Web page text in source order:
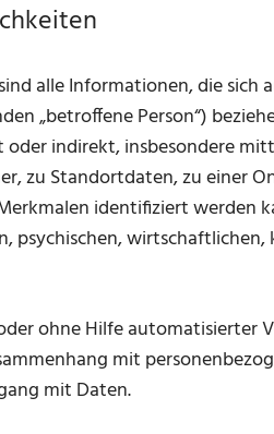
alle Informationen, die
„betroffene Person“)
oder indirekt, insbesondere
zu Standortdaten, zu einer
identifiziert werden
psychischen,
ohne Hilfe automatisierter
mit
mit Daten.